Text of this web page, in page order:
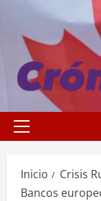
Menú
Inicio
Crisis
Bancos